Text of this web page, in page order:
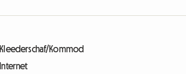
Kleederschaf/Kommod
Internet